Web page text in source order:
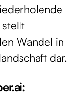
stellt
Wandel in
dar.